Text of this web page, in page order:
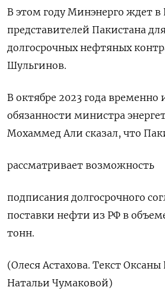
В этом году Минэнерго ждет в
представителей Пакистана
долгосрочных нефтяных
Шульгинов.
В октябре 2023 года
обязанности министра
Мохаммед Али сказал, что
рассматривает возможность
подписания долгосрочного
поставки нефти из РФ в
тонн.
(Олеся Астахова. Текст Оксаны
Натальи Чумаковой)